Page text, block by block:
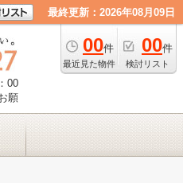
最終更新：2026年08月09日
00件
最近見た物件
00件
検討リスト
00
願